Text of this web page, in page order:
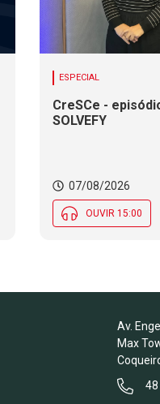
ESPECIAL
CreSCe -
SOLVEFY
07/08/2026
OUVIR 15:00
Av.
Max